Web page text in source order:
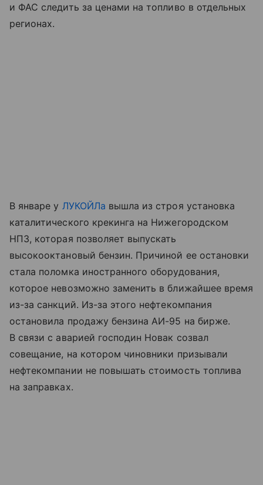
и ФАС следить за ценами на топливо в отдельных
регионах.
В январе у ЛУКОЙЛа вышла из строя установка
каталитического крекинга на Нижегородском
НПЗ, которая позволяет выпускать
высокооктановый бензин. Причиной ее остановки
стала поломка иностранного оборудования,
которое невозможно заменить в ближайшее время
из-за санкций. Из-за этого нефтекомпания
остановила продажу бензина АИ-95 на бирже.
В связи с аварией господин Новак созвал
совещание, на котором чиновники призывали
нефтекомпании не повышать стоимость топлива
на заправках.